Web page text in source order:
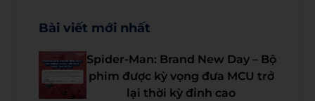
Bài viết mới nhất
Spider-Man: Brand New Day – Bộ
phim được kỳ vọng đưa MCU trở
lại thời kỳ đỉnh cao